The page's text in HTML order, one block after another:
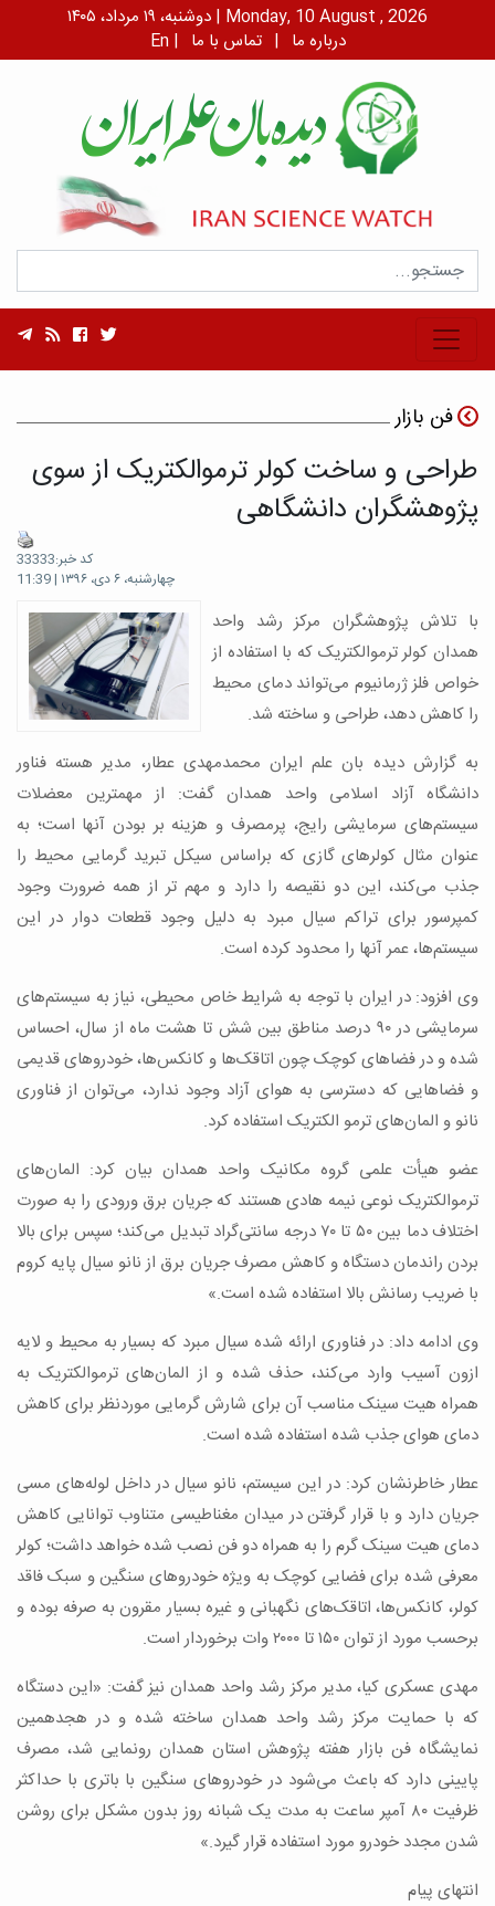
دوشنبه، ۱۹ مرداد، ۱۴۰۵ | Monday, 10 August , 2026
En | درباره ما | تماس با ما
فن بازار
طراحی و ساخت کولر ترموالکتریک از سوی
پژوهشگران دانشگاهی
کد خبر:33333
چهارشنبه، ۶ دی، ۱۳۹۶ | 11:39
با تلاش پژوهشگران مرکز رشد واحد
همدان کولر ترموالکتریک که با استفاده از
خواص فلز ژرمانیوم می‌تواند دمای محیط
را کاهش دهد، طراحی و ساخته شد.
به گزارش دیده بان علم ایران محمدمهدی عطار، مدیر هسته فناور
دانشگاه آزاد اسلامی واحد همدان گفت: از مهمترین معضلات
سیستم‌های سرمایشی رایج، پرمصرف و هزینه بر بودن آنها است؛ به
عنوان مثال کولرهای گازی که براساس سیکل تبرید گرمایی محیط را
جذب می‌کند، این دو نقیصه را دارد و مهم تر از همه ضرورت وجود
کمپرسور برای تراکم سیال مبرد به دلیل وجود قطعات دوار در این
سیستم‌ها، عمر آنها را محدود کرده است.
وی افزود: در ایران با توجه به شرایط خاص محیطی، نیاز به سیستم‌های
سرمایشی در ۹۰ درصد مناطق بین شش تا هشت ماه از سال، احساس
شده و در فضاهای کوچک چون اتاقک‌‌ها و کانکس‌‌ها، خودروهای قدیمی
و فضاهایی که دسترسی به هوای آزاد وجود ندارد، می‌توان از فناوری
نانو و المان‌‌های ترمو الکتریک استفاده کرد.
عضو هیأت علمی گروه مکانیک واحد همدان بیان کرد: المان‌‌های
ترموالکتریک نوعی نیمه‌ هادی هستند که جریان برق ورودی را به‌ صورت
اختلاف دما بین ۵۰ تا ۷۰ درجه سانتی‌‌گراد تبدیل می‌‌کند؛ سپس برای بالا
بردن راندمان دستگاه و کاهش مصرف جریان برق از نانو سیال پایه کروم
با ضریب رسانش بالا استفاده‌ شده است.»
وی ادامه داد: در فناوری ارائه‌ شده سیال مبرد که بسیار به محیط و لایه
ازون آسیب وارد می‌کند، حذف‌ شده و از المان‌‌های ترموالکتریک به
همراه هیت سینک مناسب آن برای شارش گرمایی موردنظر برای کاهش
دمای هوای جذب‌ شده استفاده‌ شده است.
عطار خاطرنشان کرد: در این سیستم، نانو سیال در داخل لوله‌های مسی
جریان دارد و با قرار گرفتن در میدان مغناطیسی متناوب توانایی کاهش
دمای هیت سینک گرم را به همراه دو فن نصب‌ شده خواهد داشت؛ کولر
معرفی‌ شده برای فضایی کوچک به ویژه خودروهای سنگین و سبک فاقد
کولر، کانکس‌‌ها، اتاقک‌‌های نگهبانی و غیره بسیار مقرون‌ به‌ صرفه بوده و
برحسب مورد از توان ۱۵۰ تا ۲۰۰۰ وات برخوردار است.
مهدی عسکری کیا، مدیر مرکز رشد واحد همدان نیز گفت: «این دستگاه
که با حمایت مرکز رشد واحد همدان ساخته‌ شده و در هجدهمین
نمایشگاه فن بازار هفته پژوهش استان همدان رونمایی شد، مصرف
پایینی دارد که باعث می‌شود در خودروهای سنگین با باتری با حداکثر
ظرفیت ۸۰ آمپر ساعت به مدت یک شبانه‌ روز بدون مشکل برای روشن
شدن مجدد خودرو مورد استفاده قرار گیرد.»
انتهای پیام